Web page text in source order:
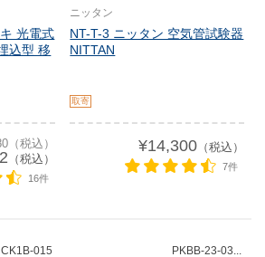
光電式
込型 移
（税込）
（税込）
16件
ニッタン
NT-T-3 ニッタン 空気管試験器
NITTAN
取寄
¥14,300（税込）
7件
CK1B-015 PKBB-23-03...